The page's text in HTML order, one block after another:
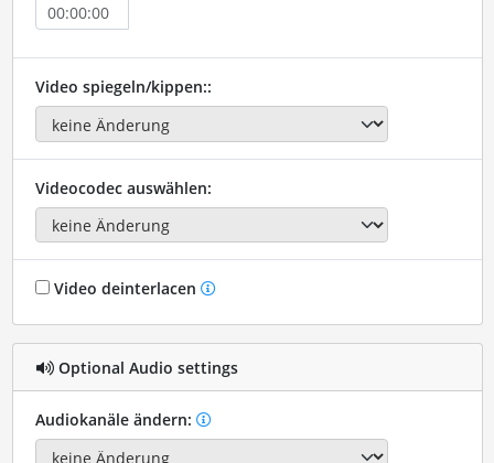
Video spiegeln/kippen::
Videocodec auswählen:
Video deinterlacen
Optional Audio settings
Audiokanäle ändern: